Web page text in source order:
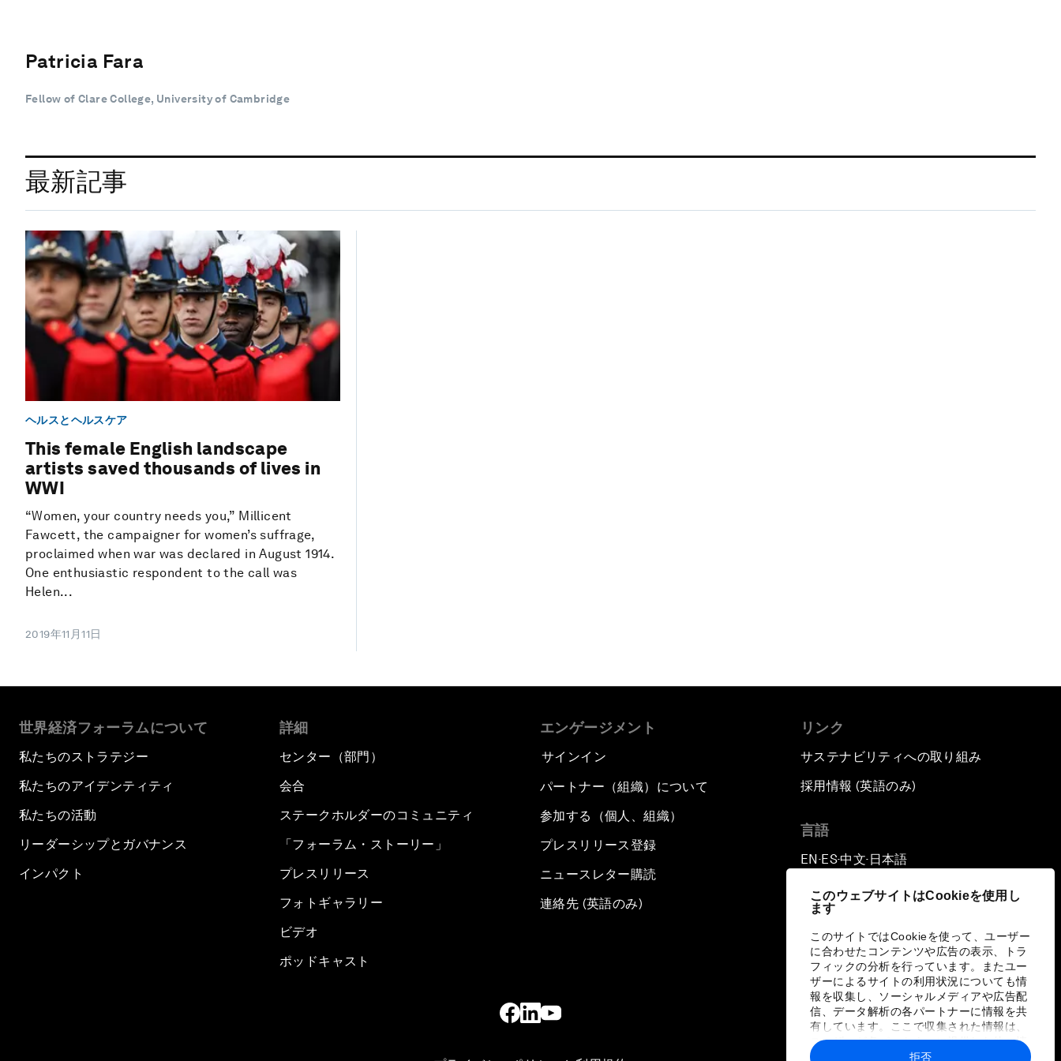
このウェブサイトはCookieを使用し
ます
このサイトではCookieを使って、ユーザー
に合わせたコンテンツや広告の表示、トラ
フィックの分析を行っています。またユー
ザーによるサイトの利用状況についても情
報を収集し、ソーシャルメディアや広告配
信、データ解析の各パートナーに情報を共
有しています。ここで収集された情報は、
ユーザーが各パートナーに提供した他の情
報や各パートナーのサービスを使用した際
拒否
Patricia Fara
Fellow of Clare College, University of Cambridge
最新記事
ヘルスとヘルスケア
This female English landscape
artists saved thousands of lives in
WWI
“Women, your country needs you,” Millicent
Fawcett, the campaigner for women’s suffrage,
proclaimed when war was declared in August 1914.
One enthusiastic respondent to the call was
Helen...
2019年11月11日
世界経済フォーラムについて
私たちのストラテジー
私たちのアイデンティティ
私たちの活動
リーダーシップとガバナンス
インパクト
詳細
センター（部門）
会合
ステークホルダーのコミュニティ
「フォーラム・ストーリー」
プレスリリース
フォトギャラリー
ビデオ
ポッドキャスト
エンゲージメント
サインイン
パートナー（組織）について
参加する（個人、組織）
プレスリリース登録
ニュースレター購読
連絡先 (英語のみ)
リンク
サステナビリティへの取り組み
採用情報 (英語のみ)
言語
EN ▪ ES▪中文▪ 日本語